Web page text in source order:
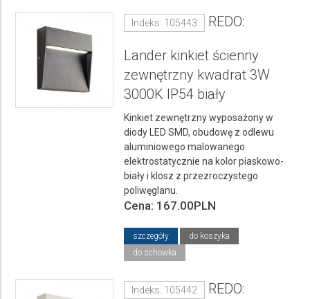
Indeks: 105443 REDO:
Lander kinkiet ścienny
zewnętrzny kwadrat 3W
3000K IP54 biały
Kinkiet zewnętrzny wyposażony w
diody LED SMD, obudowę z odlewu
aluminiowego malowanego
elektrostatycznie na kolor piaskowo-
biały i klosz z przezroczystego
poliwęglanu.
Cena: 167.00PLN
szczegóły
do koszyka
do schowka
Indeks: 105442 REDO: